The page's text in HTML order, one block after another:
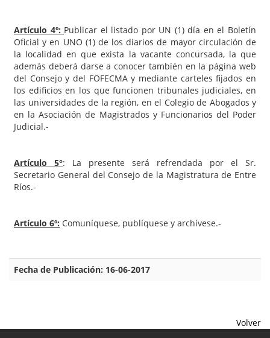
Artículo 4º: Publicar el listado por UN (1) día en el Boletín
Oficial y en UNO (1) de los diarios de mayor circulación de
la localidad en que exista la vacante concursada, la que
además deberá darse a conocer también en la página web
del Consejo y del FOFECMA y mediante carteles fijados en
los edificios en los que funcionen tribunales judiciales, en
las universidades de la región, en el Colegio de Abogados y
en la Asociación de Magistrados y Funcionarios del Poder
Judicial.-
Artículo 5°: La presente será refrendada por el Sr.
Secretario General del Consejo de la Magistratura de Entre
Ríos.-
Artículo 6º: Comuníquese, publíquese y archívese.-
Fecha de Publicación: 16-06-2017
Volver